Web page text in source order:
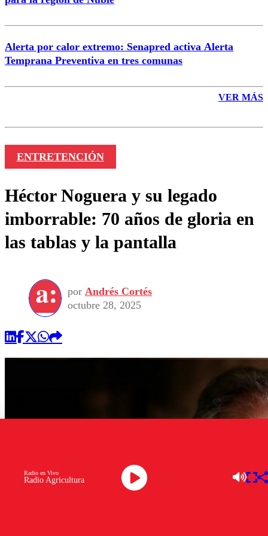
Alerta por calor extremo: Senapred activa Alerta
Temprana Preventiva en tres comunas
VER MÁS
ENTRETENCIÓN
Héctor Noguera y su legado
imborrable: 70 años de gloria en
las tablas y la pantalla
por Andrés Cortés
octubre 28, 2025
Radio Agricultura
Radio en Vivo